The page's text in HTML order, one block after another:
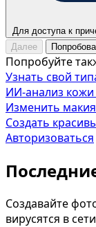
Для доступа к
Далее
Попробуйте
Узнать свой
ИИ-анализ
Изменить
Создать
Авторизоваться
Создавайте
вирусятся в сети